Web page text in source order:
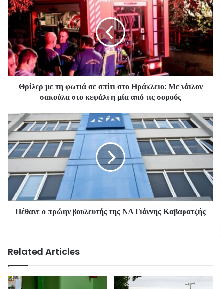
Θρίλερ με τη φωτιά σε σπίτι στο Ηράκλειο: Με νάιλον
σακούλα στο κεφάλι η μία από τις σορούς
Πέθανε ο πρώην βουλευτής της ΝΔ Γιάννης Καβαρατζής
Related Articles